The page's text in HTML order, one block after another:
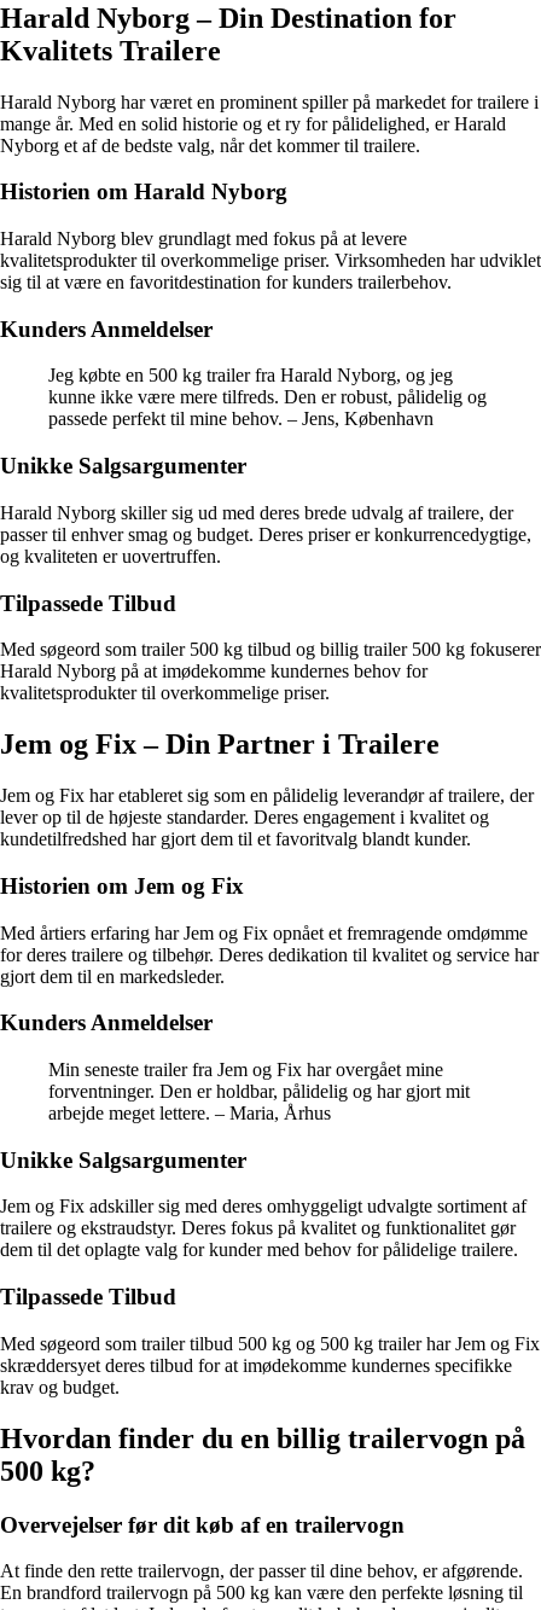
Harald Nyborg – Din Destination for
Kvalitets Trailere
Harald Nyborg har været en prominent spiller på markedet for trailere i
mange år. Med en solid historie og et ry for pålidelighed, er Harald
Nyborg et af de bedste valg, når det kommer til trailere.
Historien om Harald Nyborg
Harald Nyborg blev grundlagt med fokus på at levere
kvalitetsprodukter til overkommelige priser. Virksomheden har udviklet
sig til at være en favoritdestination for kunders trailerbehov.
Kunders Anmeldelser
Jeg købte en 500 kg trailer fra Harald Nyborg, og jeg
kunne ikke være mere tilfreds. Den er robust, pålidelig og
passede perfekt til mine behov. – Jens, København
Unikke Salgsargumenter
Harald Nyborg skiller sig ud med deres brede udvalg af trailere, der
passer til enhver smag og budget. Deres priser er konkurrencedygtige,
og kvaliteten er uovertruffen.
Tilpassede Tilbud
Med søgeord som trailer 500 kg tilbud og billig trailer 500 kg fokuserer
Harald Nyborg på at imødekomme kundernes behov for
kvalitetsprodukter til overkommelige priser.
Jem og Fix – Din Partner i Trailere
Jem og Fix har etableret sig som en pålidelig leverandør af trailere, der
lever op til de højeste standarder. Deres engagement i kvalitet og
kundetilfredshed har gjort dem til et favoritvalg blandt kunder.
Historien om Jem og Fix
Med årtiers erfaring har Jem og Fix opnået et fremragende omdømme
for deres trailere og tilbehør. Deres dedikation til kvalitet og service har
gjort dem til en markedsleder.
Kunders Anmeldelser
Min seneste trailer fra Jem og Fix har overgået mine
forventninger. Den er holdbar, pålidelig og har gjort mit
arbejde meget lettere. – Maria, Århus
Unikke Salgsargumenter
Jem og Fix adskiller sig med deres omhyggeligt udvalgte sortiment af
trailere og ekstraudstyr. Deres fokus på kvalitet og funktionalitet gør
dem til det oplagte valg for kunder med behov for pålidelige trailere.
Tilpassede Tilbud
Med søgeord som trailer tilbud 500 kg og 500 kg trailer har Jem og Fix
skræddersyet deres tilbud for at imødekomme kundernes specifikke
krav og budget.
Hvordan finder du en billig trailervogn på
500 kg?
Overvejelser før dit køb af en trailervogn
At finde den rette trailervogn, der passer til dine behov, er afgørende.
En brandford trailervogn på 500 kg kan være den perfekte løsning til